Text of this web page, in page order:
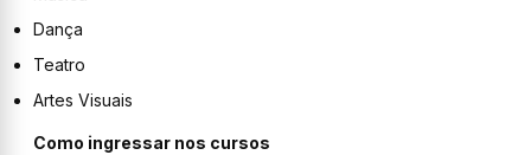
Dança
Teatro
Artes Visuais
Como ingressar nos cursos